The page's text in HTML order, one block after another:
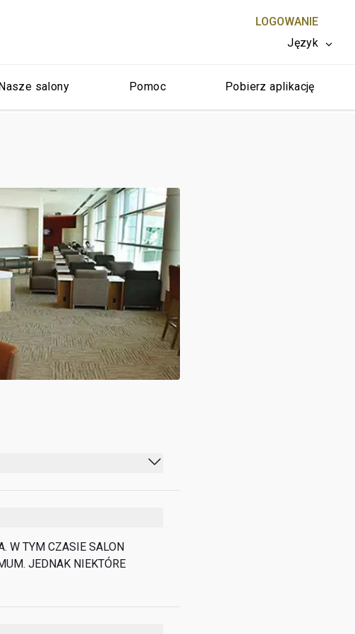
LOGOWANIE
Język
ZAMKNIJ X
salony Pomoc Pobierz aplikację
05:30 - 22:00
05:30 - 22:00
05:30 - 22:00
W TYM CZASIE SALON
JEDNAK NIEKTÓRE